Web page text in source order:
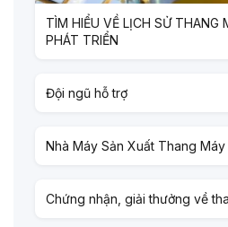
TÌM HIỂU VỀ LỊCH SỬ THANG
PHÁT TRIỂN
Đội ngũ hỗ trợ
Nhà Máy Sản Xuất Thang Máy
Chứng nhận, giải thưởng về